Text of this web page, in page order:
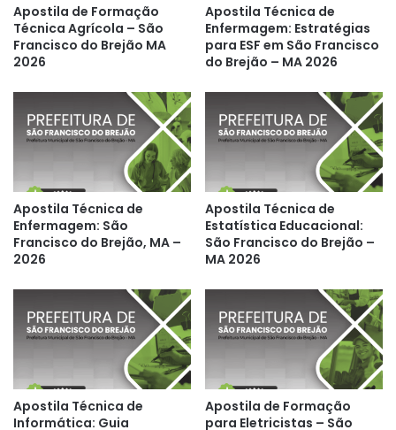
Apostila de Formação
Técnica Agrícola – São
Francisco do Brejão MA
2026
Apostila Técnica de
Enfermagem: Estratégias
para ESF em São Francisco
do Brejão – MA 2026
Apostila Técnica de
Enfermagem: São
Francisco do Brejão, MA –
2026
Apostila Técnica de
Estatística Educacional:
São Francisco do Brejão –
MA 2026
Apostila Técnica de
Informática: Guia
Apostila de Formação
para Eletricistas – São